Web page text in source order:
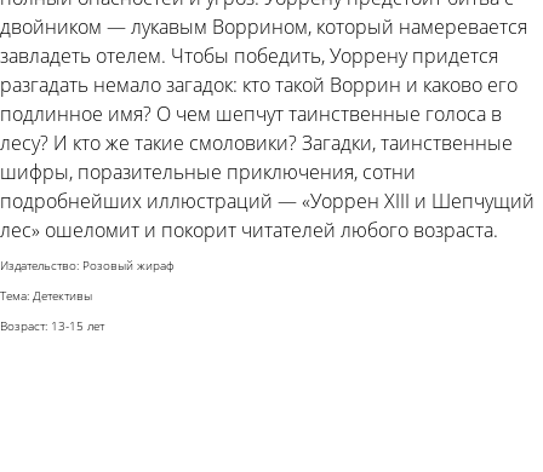
двойником — лукавым Воррином, который намеревается
завладеть отелем. Чтобы победить, Уоррену придется
разгадать немало загадок: кто такой Воррин и каково его
подлинное имя? О чем шепчут таинственные голоса в
лесу? И кто же такие смоловики? Загадки, таинственные
шифры, поразительные приключения, сотни
подробнейших иллюстраций — «Уоррен XIII и Шепчущий
лес» ошеломит и покорит читателей любого возраста.
Издательство: Розовый жираф
Тема: Детективы
Возраст: 13-15 лет